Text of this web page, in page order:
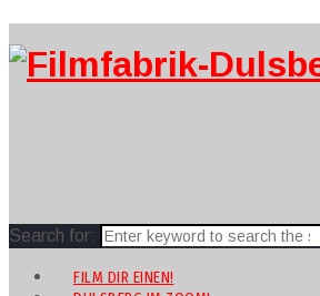
Search for:
FILM DIR EINEN!